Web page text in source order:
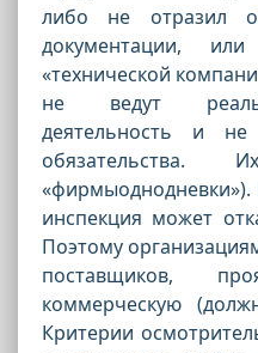
либо не отразил
документации, или
«технической
не ведут
деятельность и не
«фирмыоднодневки»).
инспекция может
Поэтому
поставщиков,
коммерческую
Критерии